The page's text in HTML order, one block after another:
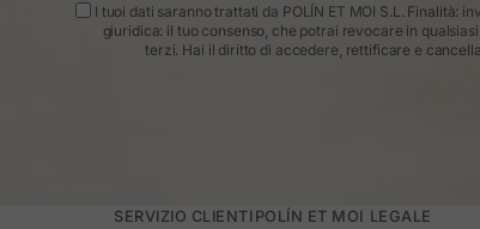
I tuoi dati saranno trattati da POLÍN ET MOI S.L. Finalità:
giuridica: il tuo consenso, che potrai revocare in
terzi. Hai il diritto di accedere, rettificare e
SERVIZIO CLIENTI POLÍN ET MOI LEGALE